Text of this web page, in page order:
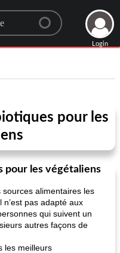
Login
pour les
pour les végétaliens
sources alimentaires les
pas adapté aux
qui suivent un
autres façons de
les meilleurs